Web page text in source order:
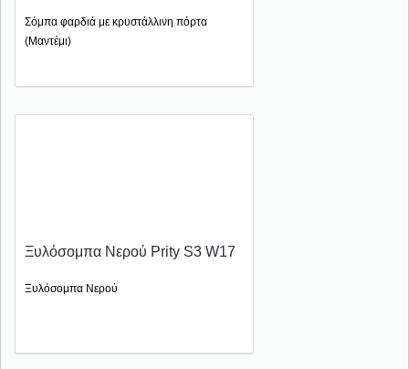
Σόμπα φαρδιά με κρυστάλλινη πόρτα
(Μαντέμι)
Ξυλόσομπα Νερού Prity S3 W17
Ξυλόσομπα Νερού